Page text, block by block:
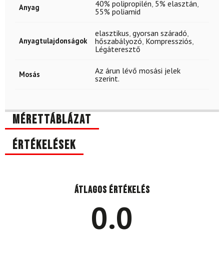
Anyag 40% polipropilén, 5% elasztán,
55% poliamid
Anyagtulajdonságok
elasztikus, gyorsan száradó,
hőszabályozó, Kompressziós,
Légáteresztő
Mosás
Az árun lévő mosási jelek
szerint.
Mérettáblázat
Értékelések
Átlagos értékelés
0.0